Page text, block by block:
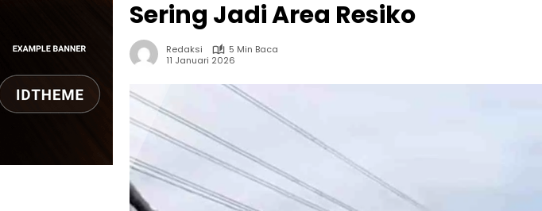
Sering Jadi Area Resiko
Redaksi
5 Min Baca
11 Januari 2026